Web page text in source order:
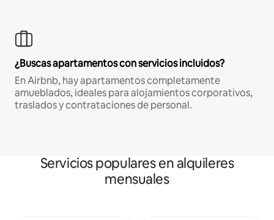
¿Buscas apartamentos con servicios incluidos?
En Airbnb, hay apartamentos completamente
amueblados, ideales para alojamientos corporativos,
traslados y contrataciones de personal.
Servicios populares en alquileres
mensuales